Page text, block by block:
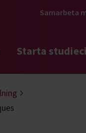
Samarbeta
Starta